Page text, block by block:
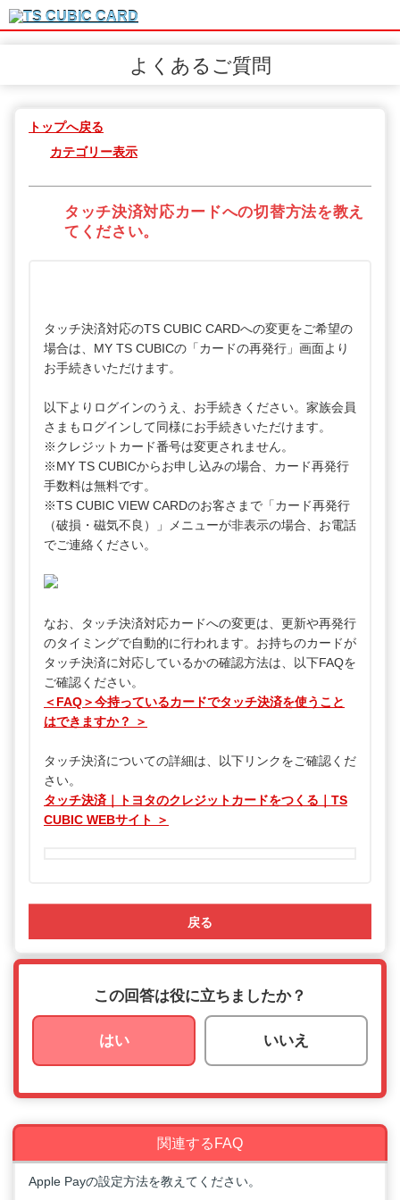
よくあるご質問
トップへ戻る
カテゴリー表示
タッチ決済対応カードへの切替方法を教え
てください。
タッチ決済対応のTS CUBIC CARDへの変更をご希望の
場合は、MY TS CUBICの「カードの再発行」画面より
お手続きいただけます。
以下よりログインのうえ、お手続きください。家族会員
さまもログインして同様にお手続きいただけます。
※クレジットカード番号は変更されません。
※MY TS CUBICからお申し込みの場合、カード再発行
手数料は無料です。
※TS CUBIC VIEW CARDのお客さまで「カード再発行
（破損・磁気不良）」メニューが非表示の場合、お電話
でご連絡ください。
なお、タッチ決済対応カードへの変更は、更新や再発行
のタイミングで自動的に行われます。お持ちのカードが
タッチ決済に対応しているかの確認方法は、以下FAQを
ご確認ください。
＜FAQ＞今持っているカードでタッチ決済を使うこと
はできますか？ ＞
タッチ決済についての詳細は、以下リンクをご確認くだ
さい。
タッチ決済｜トヨタのクレジットカードをつくる｜TS
CUBIC WEBサイト ＞
戻る
この回答は役に立ちましたか？
はい いいえ
関連するFAQ
Apple Payの設定方法を教えてください。